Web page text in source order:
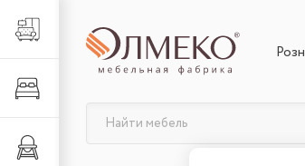
Гостиная